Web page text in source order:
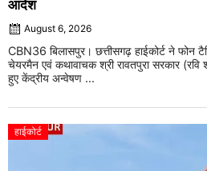
आदेश
August 6, 2026
CBN36 बिलासपुर। छत्तीसगढ़ हाईकोर्ट ने फोन
चेयरमैन एवं कथावाचक श्री रावतपुरा सरकार (रवि
हुए केंद्रीय अन्वेषण ...
हाईकोर्ट